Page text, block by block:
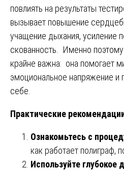
повлиять на результаты
вызывает повышение
учащение дыхания, усиление
скованность. Именно поэтому
крайне важна: она помогает
эмоциональное напряжение и
себе.
Практические
Ознакомьтесь с
как работает полиграф,
Используйте глубокое